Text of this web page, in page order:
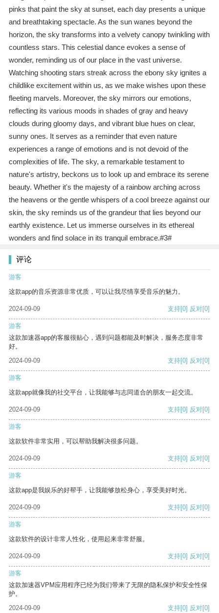
pinks that paint the sky at sunset, each day presents a unique
and breathtaking spectacle. As the sun wanes beyond the
horizon, the sky transforms into a velvety canopy twinkling with
countless stars. This celestial dance evokes a sense of
wonder, reminding us of our place in the vast universe.
Watching shooting stars streak across the ebony sky ignites a
childlike excitement within us, as we make wishes upon these
fleeting marvels. Moreover, the sky mirrors our emotions,
reflecting its various moods in shades of gray and heavy
clouds during gloomy days, and vibrant blue hues on clear,
sunny ones. It serves as a reminder that even nature
experiences a range of emotions and is not devoid of the
complexities of life. The sky, a remarkable testament to
nature's artistry, beckons us to look up and embrace its serene
beauty. Whether it's the majesty of a rainbow arching across
the heavens or the gentle whispers of a cool breeze against our
skin, the sky reminds us of the grandeur that lies beyond our
earthly existence. Let us immerse ourselves in its ethereal
wonders and find solace in its tranquil embrace.#3#
评论
游客
这款app的音乐资源非常优质，可以让我尽情享受音乐的魅力。
2024-09-09 支持[0] 反对[0]
游客
这款加速器app的客服很贴心，遇到问题都能及时解决，服务态度非常
好。
2024-09-09
支持[0] 反对[0]
游客
这款app就像我的社交平台，让我能够与志同道合的朋友一起交流。
2024-09-09 支持[0] 反对[0]
游客
这款软件非常实用，可以帮助我解决很多问题。
2024-09-09 支持[0] 反对[0]
游客
这款app是我娱乐的好帮手，让我能够放松身心，享受美好时光。
2024-09-09 支持[0] 反对[0]
游客
这款软件的设计非常人性化，使用起来非常舒服。
2024-09-09 支持[0] 反对[0]
游客
这款加速器VPM应用程序已经为我们带来了无限的隐私保护和安全性保
护。
2024-09-09
支持[0] 反对[0]